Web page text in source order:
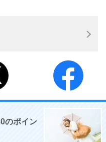
のポイン